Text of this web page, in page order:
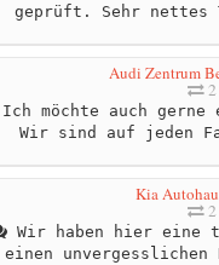
geprüft. Sehr nettes
Audi Zentrum
2
Ich möchte auch gerne
Wir sind auf jeden
Kia
2
Wir haben hier eine
einen